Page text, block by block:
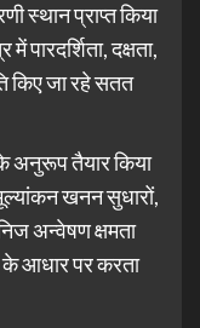
स्थान प्राप्त किया
दक्षता,
किए जा रहे सतत
अनुरूप तैयार किया
खनन सुधारों,
अन्वेषण क्षमता
आधार पर करता